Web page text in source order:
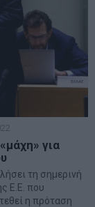
για
τη σημερινή
Ε.Ε. που
η πρόταση